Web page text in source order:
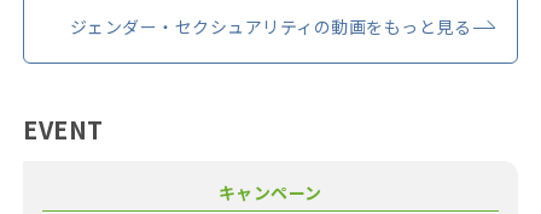
ジェンダー・セクシュアリティの動画をもっと見る
EVENT
キャンペーン